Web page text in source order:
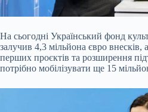
На сьогодні Український фонд
залучив 4,3 мільйона євро внесків,
перших проєктів та розширення
потрібно мобілізувати ще 15